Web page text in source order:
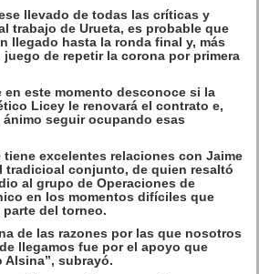
llevado de todas las críticas y
trabajo de Urueta, es probable que
llegado hasta la ronda final y, más
de repetir la corona por primera
este momento desconoce si la
Licey le renovará el contrato e,
seguir ocupando esas
excelentes relaciones con Jaime
tradicioal conjunto, de quien resaltó
al grupo de Operaciones de
en los momentos difíciles que
del torneo.
de las razones por las que nosotros
llegamos fue por el apoyo que
subrayó.